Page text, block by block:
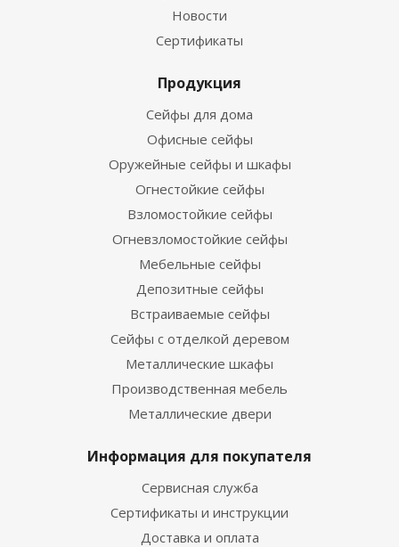
Новости
Сертификаты
Продукция
Сейфы для дома
Офисные сейфы
Оружейные сейфы и шкафы
Огнестойкие сейфы
Взломостойкие сейфы
Огневзломостойкие сейфы
Мебельные сейфы
Депозитные сейфы
Встраиваемые сейфы
Сейфы с отделкой деревом
Металлические шкафы
Производственная мебель
Металлические двери
Информация для покупателя
Сервисная служба
Сертификаты и инструкции
Доставка и оплата